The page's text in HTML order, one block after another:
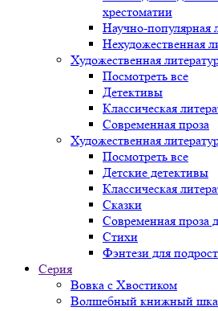
хрестоматии
Научно-популярная
Нехудожественная
Художественная
Посмотреть все
Детективы
Классическая
Современная проза
Художественная
Посмотреть все
Детские детективы
Классическая
Сказки
Современная проза
Стихи
Фэнтези для
Серия
Вовка с Хвостиком
Волшебный книжный